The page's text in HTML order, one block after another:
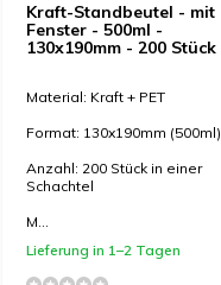
Kraft-Standbeutel - mit
Fenster - 500ml -
130x190mm - 200 Stück
Material: Kraft + PET
Format: 130x190mm (500ml)
Anzahl: 200 Stück in einer
Schachtel
M...
Lieferung in 1–2 Tagen